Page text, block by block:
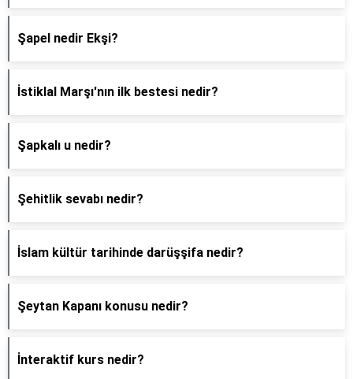
Şapel nedir Ekşi?
İstiklal Marşı'nın ilk bestesi nedir?
Şapkalı u nedir?
Şehitlik sevabı nedir?
İslam kültür tarihinde darüşşifa nedir?
Şeytan Kapanı konusu nedir?
İnteraktif kurs nedir?